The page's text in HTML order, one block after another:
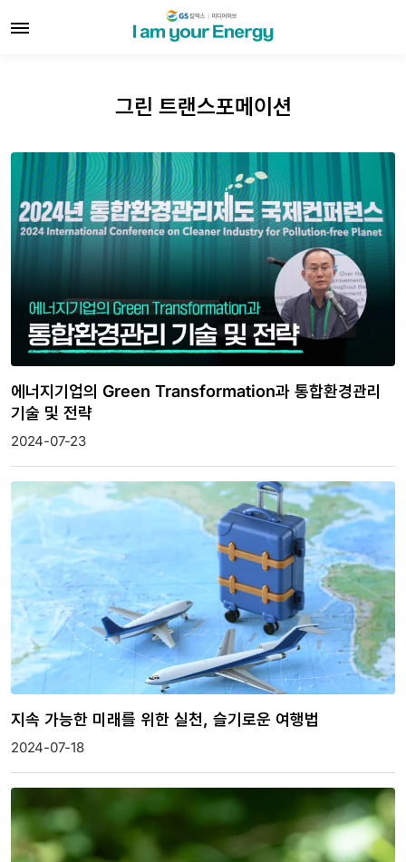
그린 트랜스포메이션
에너지기업의 Green Transformation과 통합환경관리
기술 및 전략
2024-07-23
지속 가능한 미래를 위한 실천, 슬기로운 여행법
2024-07-18